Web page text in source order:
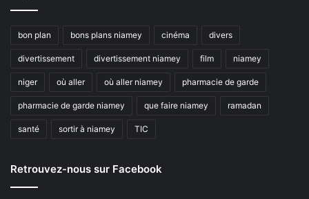
bon plan bons plans niamey cinéma divers
divertissement divertissement niamey film niamey
niger où aller où aller niamey pharmacie de garde
pharmacie de garde niamey que faire niamey ramadan
santé sortir à niamey TIC
Retrouvez-nous sur Facebook